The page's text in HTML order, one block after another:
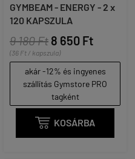
GYMBEAM - ENERGY - 2 x
120 KAPSZULA
9 180 Ft 8 650 Ft
(36 Ft / kapszula)
akár -12% és ingyenes
szállítás Gymstore PRO
tagként
 KOSÁRBA